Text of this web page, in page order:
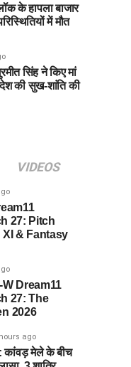
के हापला बाजार
में मौत
सिंह ने किए मां
की सुख-शांति की
VIDEOS
27: Pitch
& Fantasy
Dream11
27: The
2026
ago
मेले के बीच